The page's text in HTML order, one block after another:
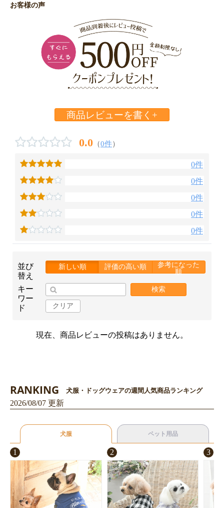
お客様の声
商品レビューを書く+
0.0 （0件）
0件
0件
0件
0件
0件
並び
替え
新しい順 評価の高い順
参考になった
順
キー
ワー
ド
検索
クリア
現在、商品レビューの投稿はありません。
RANKING 犬服・ドッグウェアの週間人気商品ランキング
2026/08/07 更新
犬服 ペット用品
1 2 3